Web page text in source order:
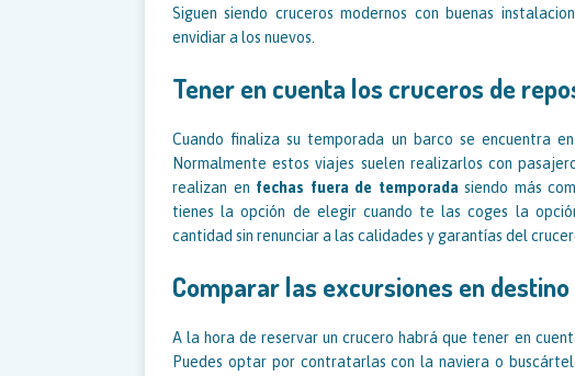
Siguen siendo cruceros modernos con buenas
envidiar a los nuevos.
Tener en cuenta los cruceros de
Cuando finaliza su temporada un barco se encuentra
Normalmente estos viajes suelen realizarlos con
realizan en fechas fuera de temporada siendo más
tienes la opción de elegir cuando te las coges la
cantidad sin renunciar a las calidades y garantías del
Comparar las excursiones en destino
A la hora de reservar un crucero habrá que tener en
Puedes optar por contratarlas con la naviera o